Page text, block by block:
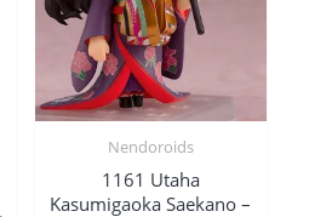
Nendoroids
1161 Utaha
Kasumigaoka Saekano –